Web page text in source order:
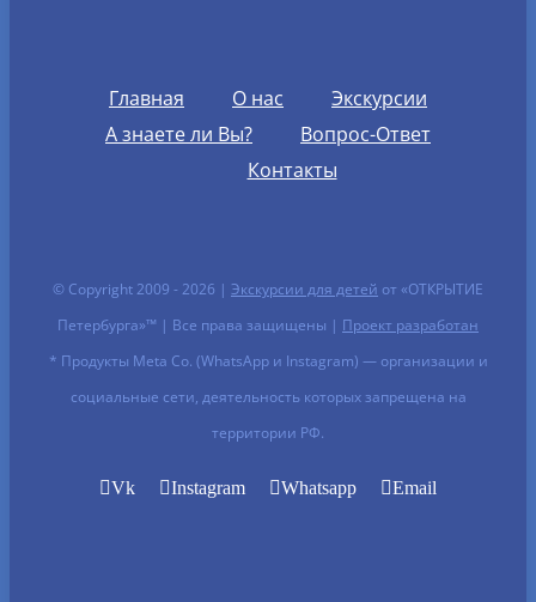
Главная О нас
Экскурсии
А знаете ли Вы?
Вопрос-Ответ
Контакты
© Copyright 2009 - 2026 | Экскурсии для детей от «ОТКРЫТИЕ
Петербурга»™ | Все права защищены | Проект разработан
* Продукты Meta Co. (WhatsApp и Instagram) — организации и
социальные сети, деятельность которых запрещена на
территории РФ.
Vk Instagram Whatsapp Email